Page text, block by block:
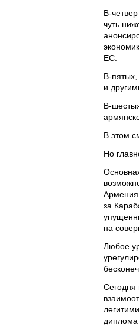
В-
чуть
ЕС.
В-
и
В-
В этом
Но
Армения
за
на
Любое
Сегодня